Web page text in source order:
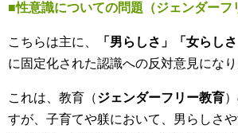
■性意識についての問題（ジェンダーフ
こちらは主に、 「男らしさ」「女らしさ
に固定化された認識への反対意見になり
これは、教育（ジェンダーフリー教育
すが、子育てや躾において、男らしさ